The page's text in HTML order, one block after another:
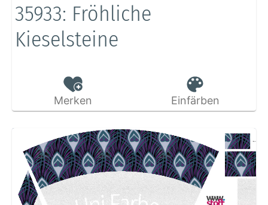
35933: Fröhliche
Kieselsteine
Merken Einfärben